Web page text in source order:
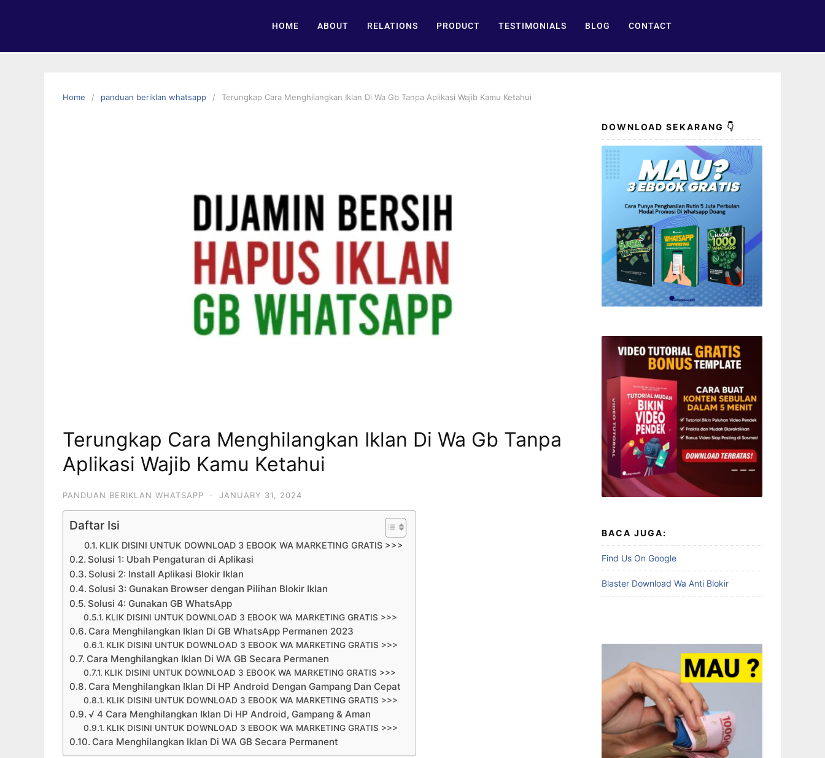
HOME ABOUT RELATIONS PRODUCT TESTIMONIALS BLOG CONTACT
Home panduan beriklan whatsapp Terungkap Cara Menghilangkan Iklan Di Wa Gb Tanpa Aplikasi Wajib Kamu Ketahui
Terungkap Cara Menghilangkan Iklan Di Wa Gb Tanpa
Aplikasi Wajib Kamu Ketahui
PANDUAN BERIKLAN WHATSAPP · JANUARY 31, 2024
Daftar Isi
KLIK DISINI UNTUK DOWNLOAD 3 EBOOK WA MARKETING GRATIS >>>
Solusi 1: Ubah Pengaturan di Aplikasi
Solusi 2: Install Aplikasi Blokir Iklan
Solusi 3: Gunakan Browser dengan Pilihan Blokir Iklan
Solusi 4: Gunakan GB WhatsApp
KLIK DISINI UNTUK DOWNLOAD 3 EBOOK WA MARKETING GRATIS >>>
Cara Menghilangkan Iklan Di GB WhatsApp Permanen 2023
KLIK DISINI UNTUK DOWNLOAD 3 EBOOK WA MARKETING GRATIS >>>
Cara Menghilangkan Iklan Di WA GB Secara Permanen
KLIK DISINI UNTUK DOWNLOAD 3 EBOOK WA MARKETING GRATIS >>>
Cara Menghilangkan Iklan Di HP Android Dengan Gampang Dan Cepat
KLIK DISINI UNTUK DOWNLOAD 3 EBOOK WA MARKETING GRATIS >>>
√ 4 Cara Menghilangkan Iklan Di HP Android, Gampang & Aman
KLIK DISINI UNTUK DOWNLOAD 3 EBOOK WA MARKETING GRATIS >>>
Cara Menghilangkan Iklan Di WA GB Secara Permanent
DOWNLOAD SEKARANG 👇
BACA JUGA:
Find Us On Google
Blaster Download Wa Anti Blokir